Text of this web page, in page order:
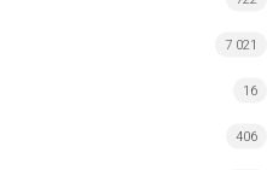
7 021
16
406